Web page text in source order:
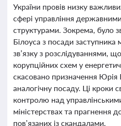
України провів низку
сфері управління
структурами. Зокрема, було
Білоуса з посади заступника
зв’язку з розслідуваннями,
корупційних схем у
скасовано призначення Юрія
аналогічну посаду. Ці кроки
контролю над
міністерствах та прагнення
пов’язаних із скандалами.